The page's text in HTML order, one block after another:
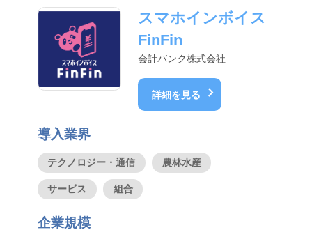
スマホインボイス
FinFin
会計バンク株式会社
詳細を見る chevron_right
導入業界
テクノロジー・通信 農林水産
サービス 組合
企業規模